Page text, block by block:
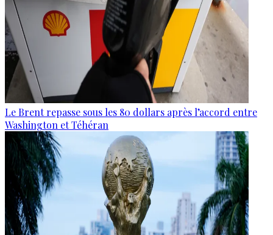
Le Brent repasse sous les 80 dollars après l’accord entre
Washington et Téhéran